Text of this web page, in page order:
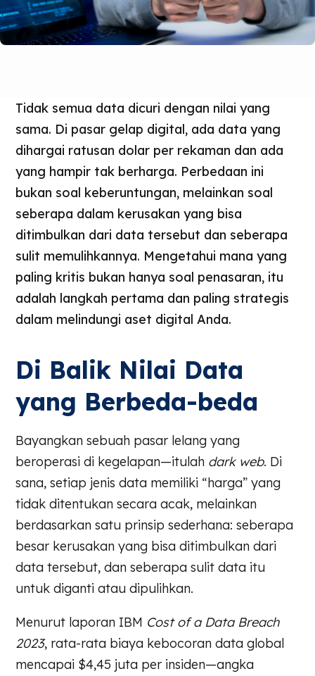
Tidak semua data dicuri dengan nilai yang
sama. Di pasar gelap digital, ada data yang
dihargai ratusan dolar per rekaman dan ada
yang hampir tak berharga. Perbedaan ini
bukan soal keberuntungan, melainkan soal
seberapa dalam kerusakan yang bisa
ditimbulkan dari data tersebut dan seberapa
sulit memulihkannya. Mengetahui mana yang
paling kritis bukan hanya soal penasaran, itu
adalah langkah pertama dan paling strategis
dalam melindungi aset digital Anda.
Di Balik Nilai Data
yang Berbeda-beda
Bayangkan sebuah pasar lelang yang
beroperasi di kegelapan—itulah dark web. Di
sana, setiap jenis data memiliki “harga” yang
tidak ditentukan secara acak, melainkan
berdasarkan satu prinsip sederhana: seberapa
besar kerusakan yang bisa ditimbulkan dari
data tersebut, dan seberapa sulit data itu
untuk diganti atau dipulihkan.
Menurut laporan IBM Cost of a Data Breach
2023, rata-rata biaya kebocoran data global
mencapai $4,45 juta per insiden—angka